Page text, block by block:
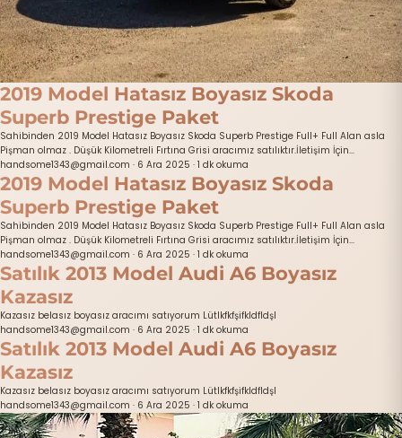
2019 Model Hatasız Boyasız Skoda
Superb Prestige Paket
Sahibinden 2019 Model Hatasız Boyasız Skoda Superb Prestige Full+ Full Alan asla
Pişman olmaz . Düşük Kilometreli Fırtına Grisi aracımız satılıktır.İletişim İçin...
handsome1343@gmail.com · 6 Ara 2025 · 1 dk okuma
2019 Model Hatasız Boyasız Skoda
Superb Prestige Paket
Sahibinden 2019 Model Hatasız Boyasız Skoda Superb Prestige Full+ Full Alan asla
Pişman olmaz . Düşük Kilometreli Fırtına Grisi aracımız satılıktır.İletişim İçin...
handsome1343@gmail.com · 6 Ara 2025 · 1 dk okuma
Satılık 2013 Model Audi A6 Boyasız
Kazasız
Kazasız belasız boyasız aracımı satıyorum Lütlkfkfşifkldfldşl
handsome1343@gmail.com · 6 Ara 2025 · 1 dk okuma
Satılık 2013 Model Audi A6 Boyasız
Kazasız
Kazasız belasız boyasız aracımı satıyorum Lütlkfkfşifkldfldşl
handsome1343@gmail.com · 6 Ara 2025 · 1 dk okuma